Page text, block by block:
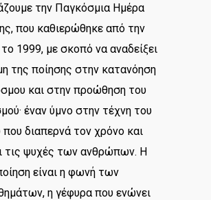
την Παγκόσμια Ημέρα
που καθιερώθηκε από την
το 1999, με σκοπό να αναδείξει
της ποίησης στην κατανόηση
και στην προώθηση του
έναν ύμνο στην τέχνη του
που διαπερνά τον χρόνο και
τις ψυχές των ανθρώπων. Η
είναι η φωνή των
η γέφυρα που ενώνει